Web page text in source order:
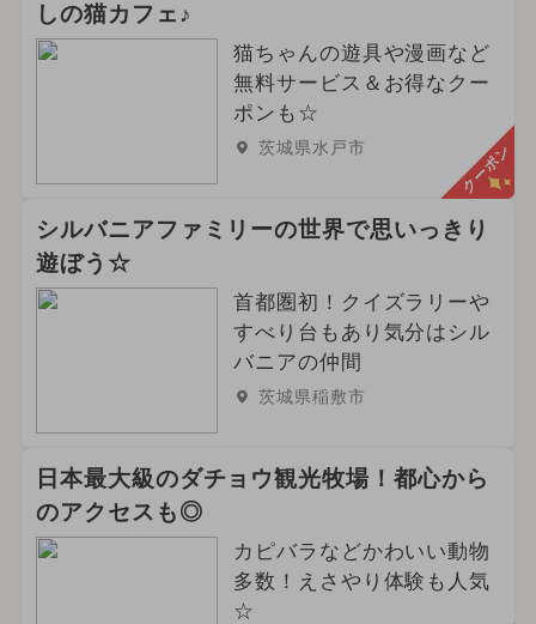
しの猫カフェ♪
猫ちゃんの遊具や漫画など
無料サービス＆お得なクー
ポンも☆
茨城県水戸市 クーポン
シルバニアファミリーの世界で思いっきり
遊ぼう☆
首都圏初！クイズラリーや
すべり台もあり気分はシル
バニアの仲間
茨城県稲敷市
日本最大級のダチョウ観光牧場！都心から
のアクセスも◎
カピバラなどかわいい動物
多数！えさやり体験も人気
☆